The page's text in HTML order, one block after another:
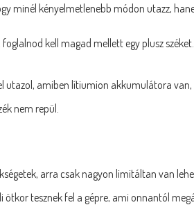
minél kényelmetlenebb módon utazz,
kell magad mellett egy plusz
utazol, amiben lítiumion akkumulátora van,
nem repül.
arra csak nagyon limitáltan van
ötkor tesznek fel a gépre, ami onnantól